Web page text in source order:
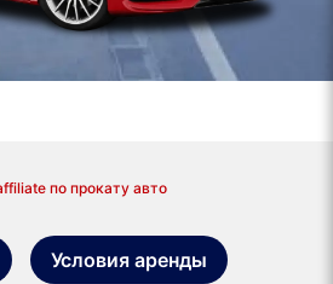
по прокату авто
Условия аренды